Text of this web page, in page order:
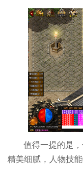
值得一提的是
精美细腻，人物技